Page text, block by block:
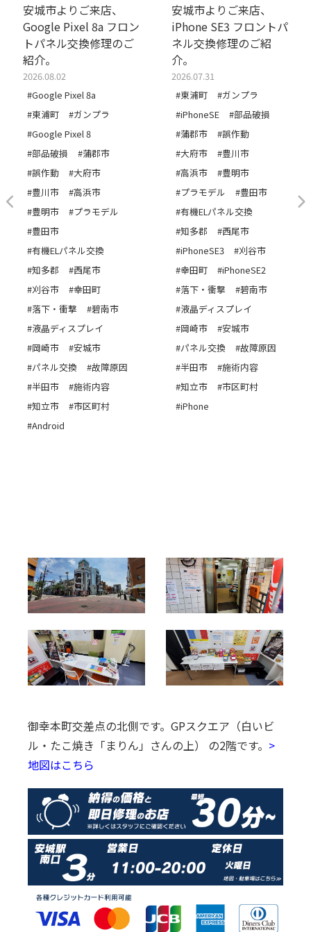
安城市よりご来店、
Google Pixel 8a フロン
トパネル交換修理のご
紹介。
2026.08.02
#Google Pixel 8a
#東浦町
#ガンプラ
#Google Pixel 8
#部品破損
#蒲郡市
#誤作動
#大府市
#豊川市
#高浜市
#豊明市
#プラモデル
#豊田市
#有機ELパネル交換
#知多郡
#西尾市
#刈谷市
#幸田町
#落下・衝撃
#碧南市
#液晶ディスプレイ
#岡崎市
#安城市
#パネル交換
#故障原因
#半田市
#施術内容
#知立市
#市区町村
#Android
安城市よりご来店、
iPhone SE3 フロントパ
ネル交換修理のご紹
介。
2026.07.31
#東浦町
#ガンプラ
#iPhoneSE
#部品破損
#蒲郡市
#誤作動
#大府市
#豊川市
#高浜市
#豊明市
#プラモデル
#豊田市
#有機ELパネル交換
#知多郡
#西尾市
#iPhoneSE3
#刈谷市
#幸田町
#iPhoneSE2
#落下・衝撃
#碧南市
#液晶ディスプレイ
#岡崎市
#安城市
#パネル交換
#故障原因
#半田市
#施術内容
#知立市
#市区町村
#iPhone
御幸本町交差点の北側です。 GPスクエア（白いビ
ル・たこ焼き「まりん」さんの上） の2階です。 >
地図はこちら